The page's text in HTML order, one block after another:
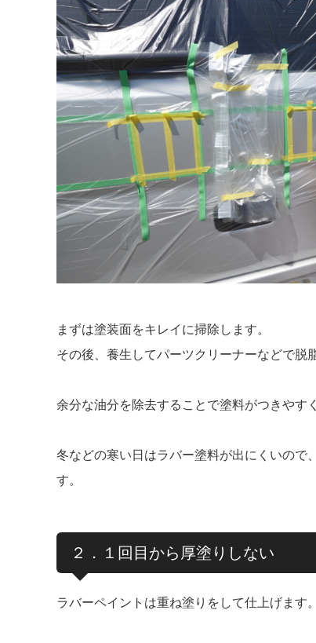
まずは塗装面をキレイに掃除します。
その後、養生してパーツクリーナーなどで脱
余分な油分を除去することで塗料がつきやす
冬などの寒い日はラバー塗料が出にくいの
す。
２．１回目から厚塗りしない
ラバーペイントは重ね塗りをして仕上げます。